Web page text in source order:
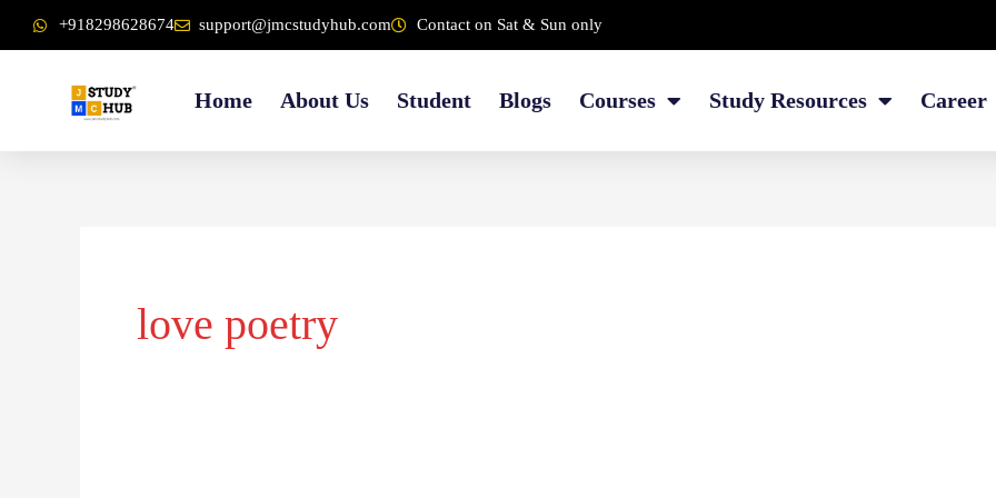
content
to
+918298628674 support@jmcstudyhub.com Contact on Sat & Sun only
Home About Us Student Blogs Courses Study Resources Career
love poetry